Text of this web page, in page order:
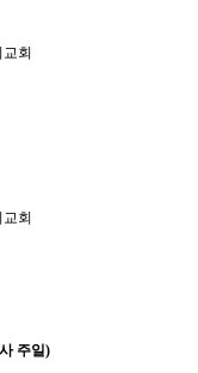
회
회
주일)